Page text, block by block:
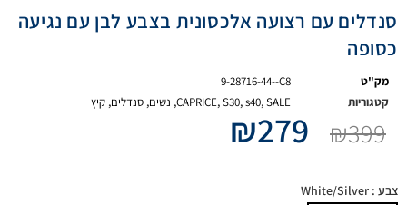
סנדלים עם רצועה אלכסונית בצבע לבן עם נגיעה
כסופה
מק"ט
9-28716-44--C8
קטגוריות
CAPRICE,S30,s40,SALE
, נשים, סנדלים, קיץ
₪399
₪279
צבע : White/Silver